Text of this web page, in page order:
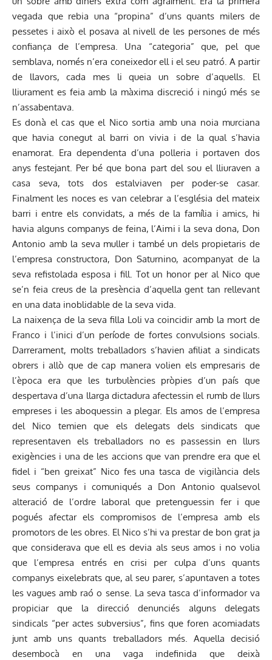
vegada que rebia una “propina” d’uns quants milers de
pessetes i això el posava al nivell de les persones de més
confiança de l’empresa. Una “categoria” que, pel que
semblava, només n’era coneixedor ell i el seu patró. A partir
de llavors, cada mes li queia un sobre d’aquells. El
lliurament es feia amb la màxima discreció i ningú més se
n’assabentava.
Es donà el cas que el Nico sortia amb una noia murciana
que havia conegut al barri on vivia i de la qual s’havia
enamorat. Era dependenta d’una polleria i portaven dos
anys festejant. Per bé que bona part del sou el lliuraven a
casa seva, tots dos estalviaven per poder-se casar.
Finalment les noces es van celebrar a l’església del mateix
barri i entre els convidats, a més de la família i amics, hi
havia alguns companys de feina, l’Aimi i la seva dona, Don
Antonio amb la seva muller i també un dels propietaris de
l’empresa constructora, Don Saturnino, acompanyat de la
seva refistolada esposa i fill. Tot un honor per al Nico que
se’n feia creus de la presència d’aquella gent tan rellevant
en una data inoblidable de la seva vida.
La naixença de la seva filla Loli va coincidir amb la mort de
Franco i l’inici d’un període de fortes convulsions socials.
Darrerament, molts treballadors s’havien afiliat a sindicats
obrers i allò que de cap manera volien els empresaris de
l’època era que les turbulències pròpies d’un país que
despertava d’una llarga dictadura afectessin el rumb de llurs
empreses i les aboquessin a plegar. Els amos de l’empresa
del Nico temien que els delegats dels sindicats que
representaven els treballadors no es passessin en llurs
exigències i una de les accions que van prendre era que el
fidel i “ben greixat” Nico fes una tasca de vigilància dels
seus companys i comuniqués a Don Antonio qualsevol
alteració de l’ordre laboral que pretenguessin fer i que
pogués afectar els compromisos de l’empresa amb els
promotors de les obres. El Nico s’hi va prestar de bon grat ja
que considerava que ell es devia als seus amos i no volia
que l’empresa entrés en crisi per culpa d’uns quants
companys eixelebrats que, al seu parer, s’apuntaven a totes
les vagues amb raó o sense. La seva tasca d’informador va
propiciar que la direcció denunciés alguns delegats
sindicals “per actes subversius”, fins que foren acomiadats
junt amb uns quants treballadors més. Aquella decisió
desembocà en una vaga indefinida que deixà